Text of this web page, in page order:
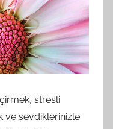
stresli
ve sevdiklerinizle